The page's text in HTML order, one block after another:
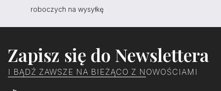
roboczych na wysyłkę
Zapisz się do Newslettera
I BĄDŹ ZAWSZE NA BIEŻĄCO Z NOWOŚCIAMI